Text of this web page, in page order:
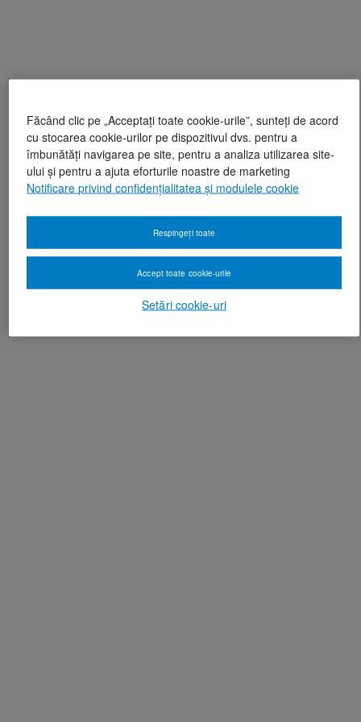
Făcând clic pe „Acceptați toate cookie-urile”, sunteți de acord
cu stocarea cookie-urilor pe dispozitivul dvs. pentru a
îmbunătăți navigarea pe site, pentru a analiza utilizarea site-
ului și pentru a ajuta eforturile noastre de marketing
Notificare privind confidențialitatea și modulele cookie
Setări cookie-uri
Respingeți toate
Accept toate cookie-urile